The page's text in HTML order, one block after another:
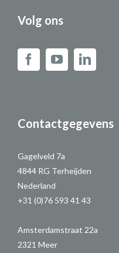
Volg ons
Contactgegevens
Gagelveld 7a
4844 RG Terheijden
Nederland
+31 (0)76 593 41 43
Amsterdamstraat 22a
2321 Meer